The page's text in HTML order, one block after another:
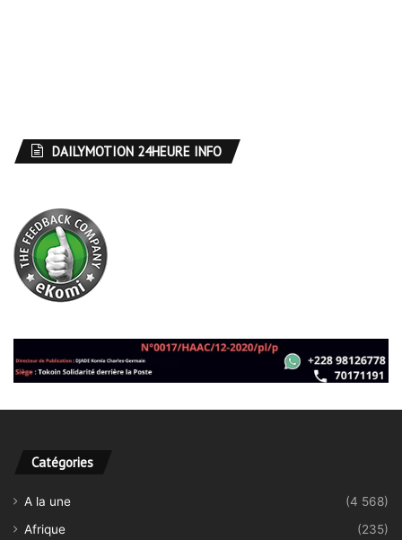
DAILYMOTION 24HEURE INFO
Catégories
A la une
(4 568)
Afrique
(235)